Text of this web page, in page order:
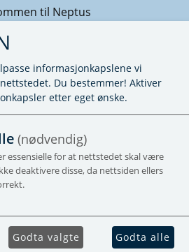
til Neptus
VR 80
informasjonkapslene vi
Du bestemmer! Aktiver
etter eget ønske.
(nødvendig)
essensielle for at nettstedet skal være
deaktivere disse, da nettsiden ellers
Godta valgte Godta alle